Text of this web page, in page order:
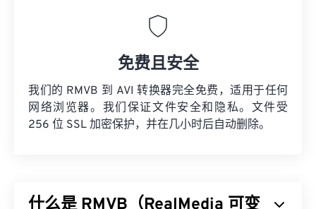
免费且安全
我们的 RMVB 到 AVI 转换器完全免费，适用于任何
网络浏览器。我们保证文件安全和隐私。文件受
256 位 SSL 加密保护，并在几小时后自动删除。